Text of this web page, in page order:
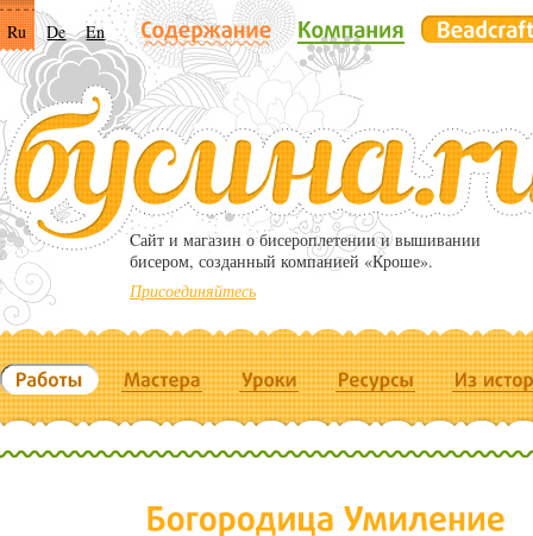
Ru De En
Cайт и магазин о бисероплетении и вышивании
бисером, созданный компанией «Кроше».
Присоединяйтесь